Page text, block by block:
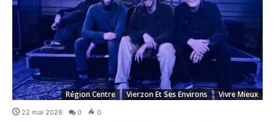
Région Centre Vierzon Et Ses Environs Vivre Mieux
22 mai 2026 0 0